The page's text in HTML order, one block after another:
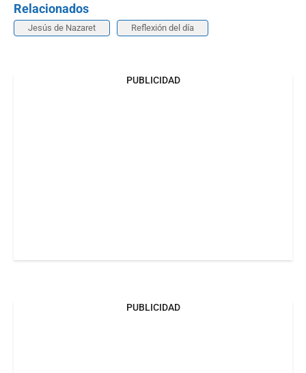
Relacionados
Jesús de Nazaret Reflexión del día
PUBLICIDAD
PUBLICIDAD